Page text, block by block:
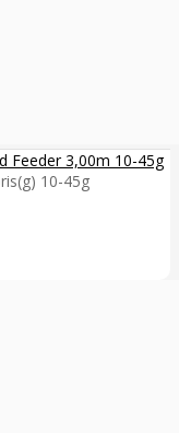
Feeder 3,00m 10-45g
10-45g